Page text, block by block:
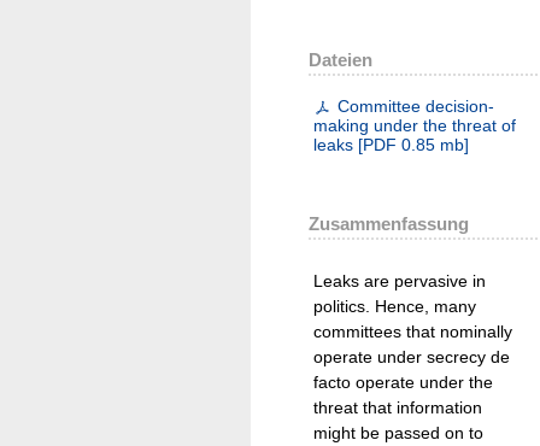
Dateien
Committee decision-
making under the threat of
leaks [PDF 0.85 mb]
Zusammenfassung
Leaks are pervasive in
politics. Hence, many
committees that nominally
operate under secrecy de
facto operate under the
threat that information
might be passed on to